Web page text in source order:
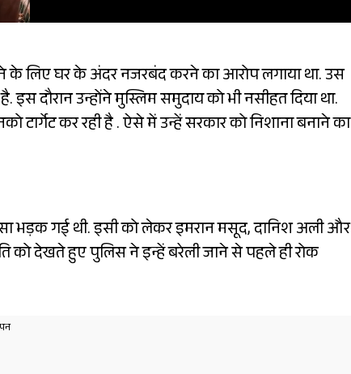
के लिए घर के अंदर नजरबंद करने का आरोप लगाया था. उस
इस दौरान उन्होंने मुस्लिम समुदाय को भी नसीहत दिया था.
टार्गेट कर रही है . ऐसे में उन्हें सरकार को निशाना बनाने का
भड़क गई थी. इसी को लेकर इमरान मसूद, दानिश अली और
को देखते हुए पुलिस ने इन्हें बरेली जाने से पहले ही रोक